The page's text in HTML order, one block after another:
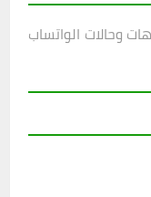
وحالات الواتساب